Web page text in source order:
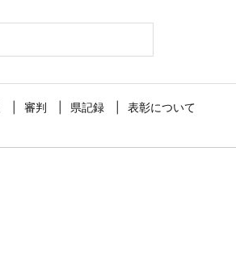
審判 県記録
表彰について